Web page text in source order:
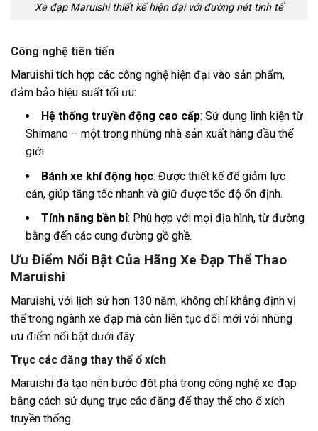
Xe đạp Maruishi thiết kế hiện đại với đường nét tinh tế
Công nghệ tiên tiến
Maruishi tích hợp các công nghệ hiện đại vào sản phẩm,
đảm bảo hiệu suất tối ưu:
Hệ thống truyền động cao cấp: Sử dụng linh kiện từ
Shimano – một trong những nhà sản xuất hàng đầu thế
giới.
Bánh xe khí động học: Được thiết kế để giảm lực
cản, giúp tăng tốc nhanh và giữ được tốc độ ổn định.
Tính năng bền bỉ: Phù hợp với mọi địa hình, từ đường
bằng đến các cung đường gồ ghề.
Ưu Điểm Nổi Bật Của Hãng Xe Đạp Thể Thao
Maruishi
Maruishi, với lịch sử hơn 130 năm, không chỉ khẳng định vị
thế trong ngành xe đạp mà còn liên tục đổi mới với những
ưu điểm nổi bật dưới đây:
Trục các đăng thay thế ổ xích
Maruishi đã tạo nên bước đột phá trong công nghệ xe đạp
bằng cách sử dụng trục các đăng để thay thế cho ổ xích
truyền thống.